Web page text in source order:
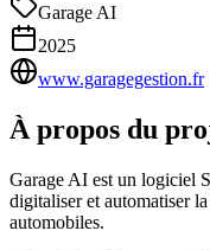
Garage AI
2025
www.garagegestion.fr
À propos du
Garage AI est un logiciel
digitaliser et automatiser
automobiles.